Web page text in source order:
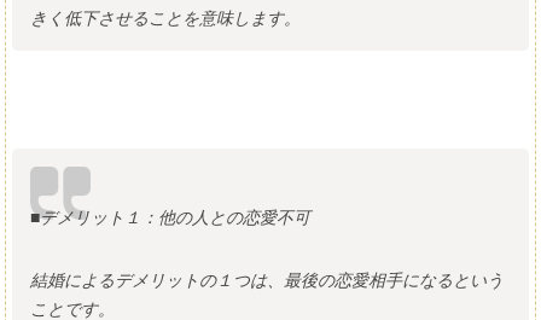
きく低下させることを意味します。
■デメリット１：他の人との恋愛不可
結婚によるデメリットの１つは、最後の恋愛相手になるという
ことです。